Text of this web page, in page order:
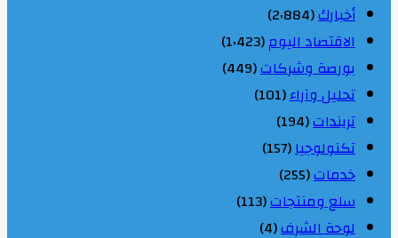
أخبارك(2٬884)
الاقتصاد اليوم(1٬423)
بورصة وشركات(449)
تحليل وآراء(101)
تريندات(194)
تكنولوجيا(157)
خدمات(255)
سلع ومنتجات(113)
لوحة الشرف(4)